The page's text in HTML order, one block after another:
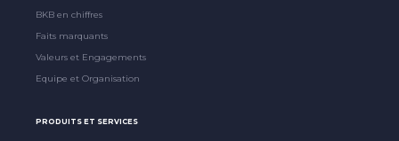
BKB en chiffres
Faits marquants
Valeurs et Engagements
Equipe et Organisation
PRODUITS ET SERVICES